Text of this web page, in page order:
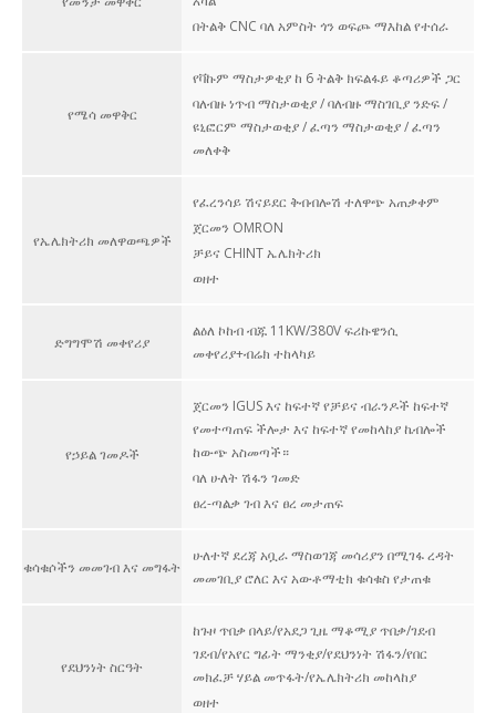
በትልቅ CNC ባለ አምስት ጎን ወፍጮ ማእከል የተሰራ
የሜሳ መዋቅር
የቫኩም ማስታዎቂያ ከ 6 ትልቅ ክፍልፋይ ቆጣሪዎች ጋር
ባለብዙ ነጥብ ማስታወቂያ / ባለብዙ ማስገቢያ ንድፍ /
ዩኒፎርም ማስታወቂያ / ፈጣን ማስታወቂያ / ፈጣን
መለቀቅ
የኤሌክትሪክ መለዋወጫዎች
የፈረንሳይ ሽናይደር ቅብብሎሽ ተለዋጭ አጠቃቀም
ጀርመን OMRON
ቻይና CHINT ኤሌክትሪክ
ወዘተ
ድግግሞሽ መቀየሪያ
ልዕለ ኮከብ ብጁ 11KW/380V ፍሪኩዌንሲ
መቀየሪያ+ብሬክ ተከላካይ
የኃይል ገመዶች
ጀርመን IGUS እና ከፍተኛ የቻይና ብራንዶች ከፍተኛ
የመተጣጠፍ ችሎታ እና ከፍተኛ የመከላከያ ኬብሎች
ከውጭ አስመጣች።
ባለ ሁለት ሽፋን ገመድ
ፀረ-ጣልቃ ገብ እና ፀረ መታጠፍ
ቁሳቁሶችን መመገብ እና መግፋት
ሁለተኛ ደረጃ አቧራ ማስወገጃ መሳሪያን በሚገፋ ረዳት
መመገቢያ ሮለር እና አውቶማቲክ ቁሳቁስ የታጠቁ
የደህንነት ስርዓት
ከጉዞ ጥበቃ በላይ/የአደጋ ጊዜ ማቆሚያ ጥበቃ/ገደብ
ገደብ/የአየር ግፊት ማንቂያ/የደህንነት ሽፋን/የበር
መክፈቻ ሃይል መጥፋት/የኤሌክትሪክ መከላከያ
ወዘተ